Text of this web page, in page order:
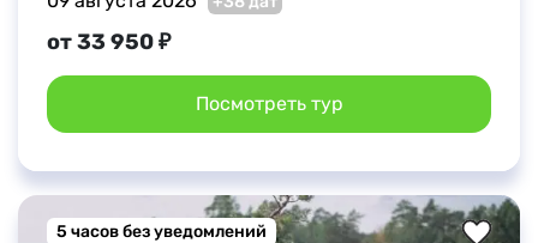
от 33 950 ₽
Посмотреть тур
5 часов без уведомлений